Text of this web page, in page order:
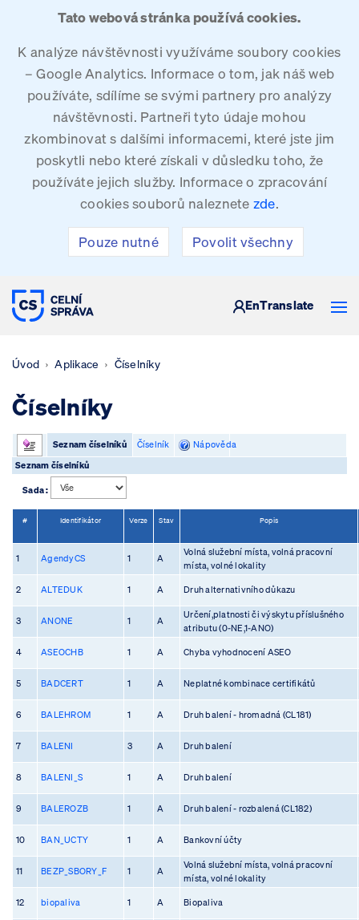
Tato webová stránka používá cookies.
K analýze návštěvnosti využíváme soubory cookies
– Google Analytics. Informace o tom, jak náš web
používáte, sdílíme se svými partnery pro analýzy
návštěvnosti. Partneři tyto údaje mohou
zkombinovat s dalšími informacemi, které jste jim
poskytli nebo které získali v důsledku toho, že
používáte jejich služby. Informace o zpracování
cookies souborů naleznete zde.
Pouze nutné Povolit všechny
CELNÍ SPRÁVA ČESKÉ REPUBLIKY
EnTranslate
Úvod Aplikace Číselníky
Číselníky
Seznam číselníků Číselník
Nápověda
Seznam číselníků
Sada :
# Identifikátor Verze Stav Popis
1 AgendyCS 1 A
Volná služební místa, volná pracovní
místa, volné lokality
2 ALTEDUK 1 A Druh alternativního důkazu
3 ANONE 1 A
Určení,platnosti či výskytu příslušného
atributu (0-NE,1-ANO)
4 ASEOCHB 1 A Chyba vyhodnocení ASEO
5 BADCERT 1 A Neplatné kombinace certifikátů
6 BALEHROM 1 A Druh balení - hromadná (CL181)
7 BALENI 3 A Druh balení
8 BALENI_S 1 A Druh balení
9 BALEROZB 1 A Druh balení - rozbalená (CL182)
10 BAN_UCTY 1 A Bankovní účty
11 BEZP_SBORY_F 1 A
Volná služební místa, volná pracovní
místa, volné lokality
12 biopaliva 1 A Biopaliva